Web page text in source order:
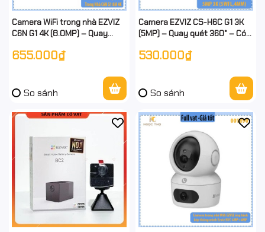
Camera WiFi trong nhà EZVIZ
C6N G1 4K (8.0MP) – Quay
thú cưng – Đàm thoại 2 chiều
655.000₫
So sánh
Camera EZVIZ CS-H6C G1 3K
(5MP) – Quay quét 360° – Có
chiều – Chính hãng – Full VAT
530.000₫
So sánh